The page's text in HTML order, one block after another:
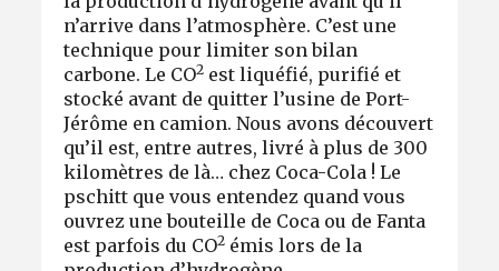
n’arrive dans l’atmosphère. C’est une
technique pour limiter son bilan
carbone. Le CO2 est liquéfié, purifié et
stocké avant de quitter l’usine de Port-
Jérôme en camion. Nous avons découvert
qu’il est, entre autres, livré à plus de 300
kilomètres de là… chez Coca-Cola ! Le
pschitt que vous entendez quand vous
ouvrez une bouteille de Coca ou de Fanta
est parfois du CO2 émis lors de la